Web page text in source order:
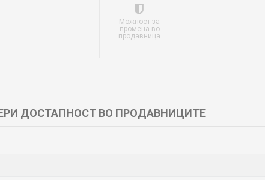
Можност за
промена во
продавница
ДОСТАПНОСТ ВО ПРОДАВНИЦИТЕ